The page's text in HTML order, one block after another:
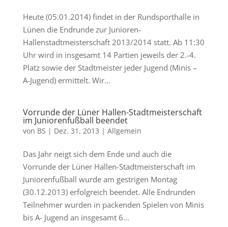
Heute (05.01.2014) findet in der Rundsporthalle in
Lünen die Endrunde zur Junioren-
Hallenstadtmeisterschaft 2013/2014 statt. Ab 11:30
Uhr wird in insgesamt 14 Partien jeweils der 2.-4.
Platz sowie der Stadtmeister jeder Jugend (Minis –
A-Jugend) ermittelt. Wir...
Vorrunde der Lüner Hallen-Stadtmeisterschaft
im Juniorenfußball beendet
von BS | Dez. 31, 2013 | Allgemein
Das Jahr neigt sich dem Ende und auch die
Vorrunde der Lüner Hallen-Stadtmeisterschaft im
Juniorenfußball wurde am gestrigen Montag
(30.12.2013) erfolgreich beendet. Alle Endrunden
Teilnehmer wurden in packenden Spielen von Minis
bis A- Jugend an insgesamt 6...